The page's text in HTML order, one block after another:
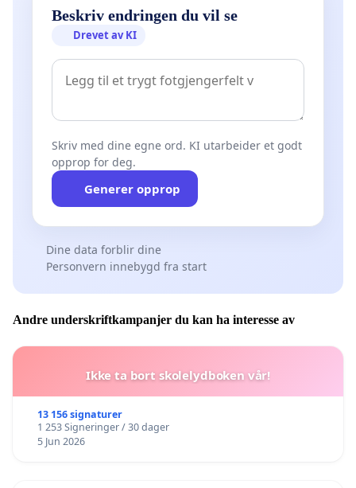
Beskriv endringen du vil se
Drevet av KI
Skriv med dine egne ord. KI utarbeider et godt
opprop for deg.
Generer opprop
Dine data forblir dine
Personvern innebygd fra start
Andre underskriftkampanjer du kan ha interesse av
Ikke ta bort skolelydboken vår!
13 156 signaturer
1 253 Signeringer / 30 dager
5 Jun 2026